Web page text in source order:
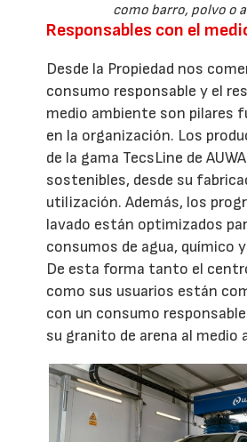
como barro, polvo o
Responsables con el
Desde la Propiedad nos
consumo responsable y el
medio ambiente son pilares
en la organización. Los
de la gama TecsLine de
sostenibles, desde su
utilización. Además, los
lavado están optimizados
consumos de agua, químico
De esta forma tanto el
como sus usuarios están
con un consumo
su granito de arena al medio